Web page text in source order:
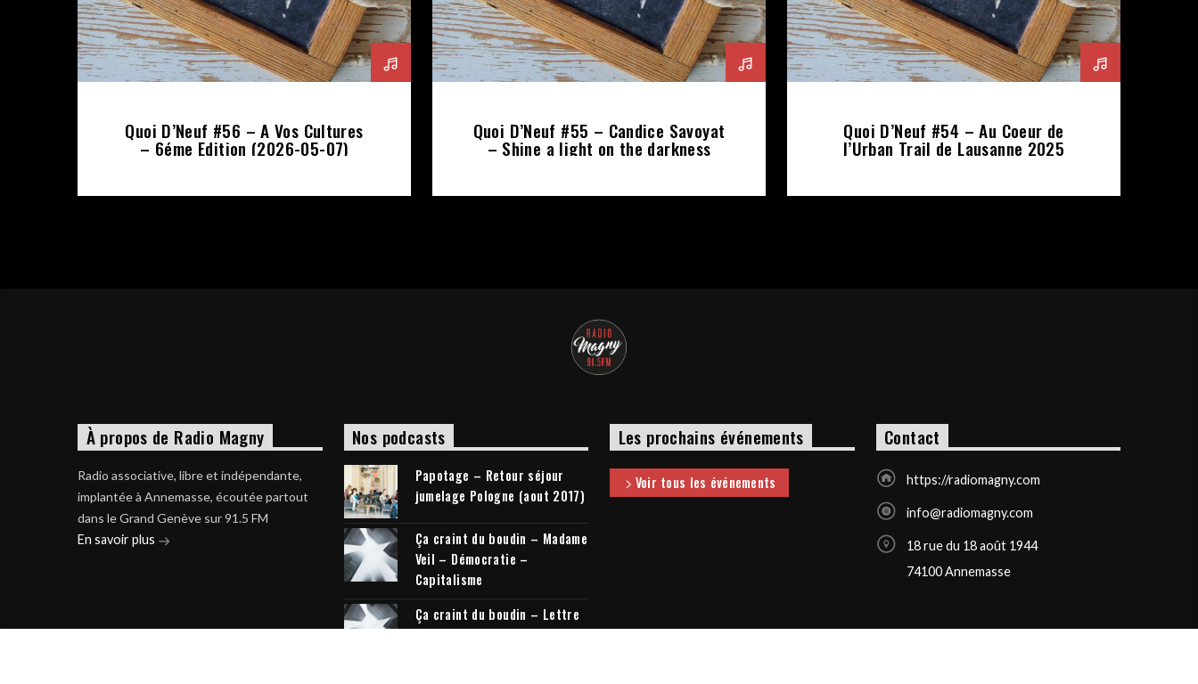
Quoi D’Neuf #56 – A Vos Cultures
– 6éme Edition (2026-05-07)
Quoi D’Neuf #55 – Candice Savoyat
– Shine a light on the darkness
Quoi D’Neuf #54 – Au Coeur de
l’Urban Trail de Lausanne 2025
À propos de Radio Magny
Radio associative, libre et indépendante,
implantée à Annemasse, écoutée partout
dans le Grand Genève sur 91.5 FM
En savoir plus
Nos podcasts
Papotage – Retour séjour
jumelage Pologne (aout 2017)
Ça craint du boudin – Madame
Veil – Démocratie –
Capitalisme
Ça craint du boudin – Lettre
à mon cousin + Elections
Les prochains événements
Voir tous les événements
Contact
https://radiomagny.com
info@radiomagny.com
18 rue du 18 août 1944
74100 Annemasse